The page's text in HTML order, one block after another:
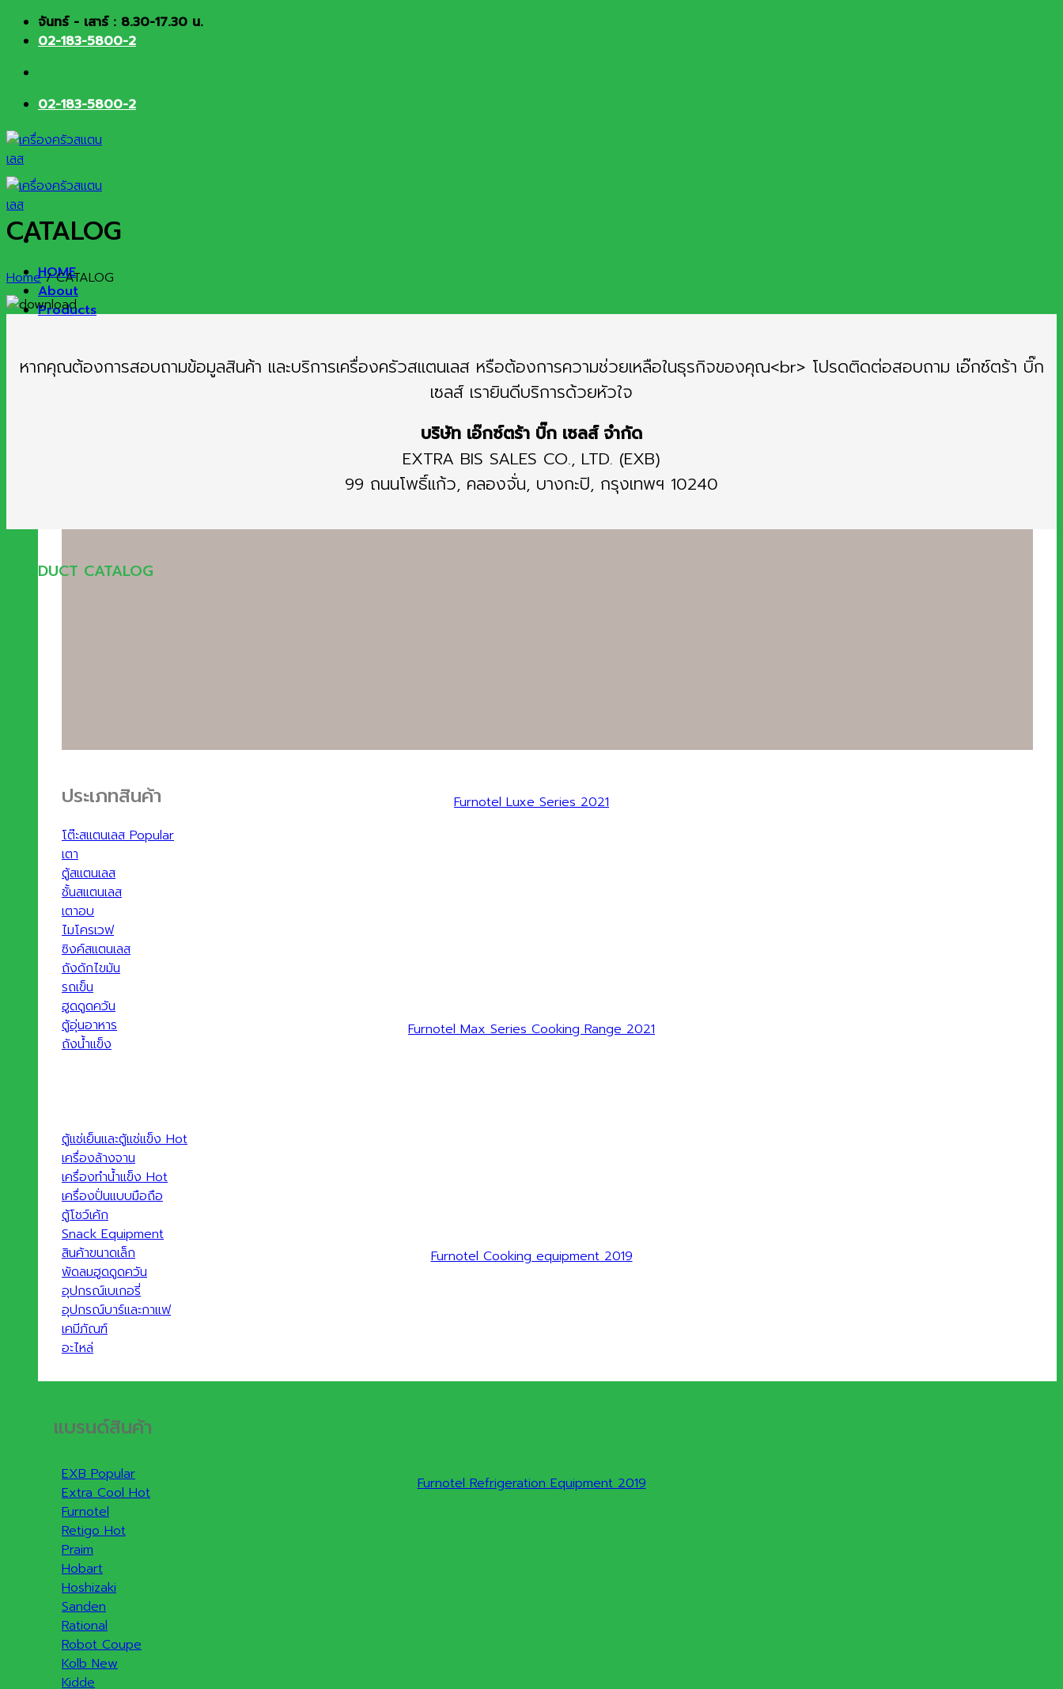
Skip จันทร์ - เสาร์ : 8.30-17.30 น.
02-183-5800-2
02-183-5800-2
HOME
About
Products
ประเภทสินค้า
โต๊ะสแตนเลส
เตา
ตู้สแตนเลส
ชั้นสแตนเลส
เตาอบ
ไมโครเวฟ
ซิงค์สแตนเลส
ถังดักไขมัน
รถเข็น
ฮูดดูดควัน
ตู้อุ่นอาหาร
ถังน้ำแข็ง
ตู้แช่เย็นและตู้แช่แข็ง
เครื่องล้างจาน
เครื่องทำน้ำแข็ง
เครื่องปั่นแบบมือถือ
ตู้โชว์เค้ก
Snack Equipment
สินค้าขนาดเล็ก
พัดลมฮูดดูดควัน
อุปกรณ์เบเกอรี่
อุปกรณ์บาร์และกาแฟ
เคมีภัณฑ์
อะไหล่
แบรนด์สินค้า
EXB
Extra Cool
Furnotel
Retigo
Praim
Hobart
Hoshizaki
Sanden
Rational
Robot Coupe
Kolb
Kidde
CATALOG
Home /CATALOG
หากคุณต้องการสอบถามข้อมูลสินค้า และบริการเครื่องครัวสแตนเลส หรือต้องการความช่วยเหลือในธุรกิจของคุณ<br> โปรดติดต่อสอบถาม เอ๊กซ์ตร้า บิ๊ก
เซลส์ เรายินดีบริการด้วยหัวใจ
บริษัท เอ๊กซ์ตร้า บิ๊ก เซลส์ จำกัด
EXTRA BIS SALES CO., LTD. (EXB)
99 ถนนโพธิ์แก้ว, คลองจั่น, บางกะปิ, กรุงเทพฯ 10240
PRODUCT CATALOG
Furnotel Luxe Series 2021
Furnotel Max Series Cooking Range 2021
Furnotel Cooking equipment 2019
Furnotel Refrigeration Equipment 2019